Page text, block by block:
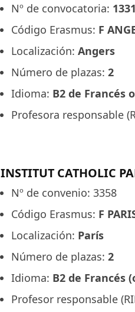
Nº de convocatoria: 1331
Código Erasmus: F
Localización: Angers
Número de plazas: 2
Idioma: B2 de Francés
Profesora responsable
INSTITUT CATHOLIC
Nº de convenio: 3358
Código Erasmus: F
Localización: París
Número de plazas: 2
Idioma: B2 de Francés
Profesor responsable